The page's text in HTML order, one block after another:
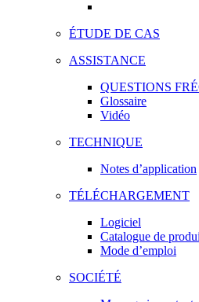
ÉTUDE DE CAS
ASSISTANCE
QUESTIONS
Glossaire
Vidéo
TECHNIQUE
Notes d’application
TÉLÉCHARGEMENT
Logiciel
Catalogue de
Mode d’emploi
SOCIÉTÉ